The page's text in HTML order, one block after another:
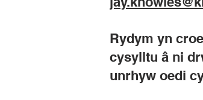
Rydym yn
cysylltu â ni
unrhyw oedi